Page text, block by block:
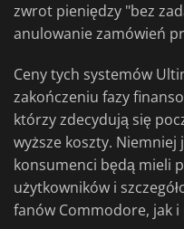
zwrot pieniędzy "bez
anulowanie zamówień
Ceny tych systemów
zakończeniu fazy
którzy zdecydują się
wyższe koszty. Niemniej
konsumenci będą mieli
użytkowników i
fanów Commodore, jak